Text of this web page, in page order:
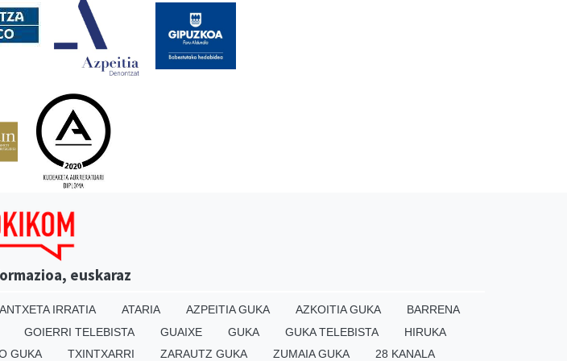
euskaraz
ANTXETA IRRATIA ATARIA AZPEITIA GUKA AZKOITIA GUKA
BARRENA
GOIERRI TELEBISTA GUAIXE GUKA GUKA TELEBISTA
HIRUKA
GUKA TXINTXARRI ZARAUTZ GUKA ZUMAIA GUKA 28 KANALA